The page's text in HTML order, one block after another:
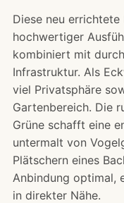
Diese neu
hochwertiger
kombiniert mit
Infrastruktur. Als
viel Privatsphäre
Gartenbereich. Die
Grüne schafft eine
untermalt von
Plätschern eines
Anbindung optimal,
in direkter Nähe.